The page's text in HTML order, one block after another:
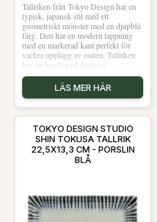
Tallriken från Tokyo Design har en
typisk, japansk stil med ett
geometriskt mönster med en djupblå
färg. Den har en modern tappning
med en markerad kant perfekt för
vackra upplägg av maten. Tallriken
har en handgjord design i
högkvalitativt porslin för vardaglig
användning. Matcha med enfärgat
porslin för en mer enkel stil eller
satsa på olika kombinationer för att
Design- Handgjord design.- Typisk,
japansk stil.- Blått, geometriskt
mönster.- Tillverkad av porslin.-
Från serien Nippon Blue. Skötselråd
LÄS MER HÄR
TOKYO DESIGN STUDIO
SHIN TOKUSA TALLRIK
22,5X13,3 CM - PORSLIN
BLÅ